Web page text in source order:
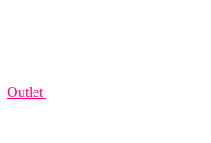
Outlet